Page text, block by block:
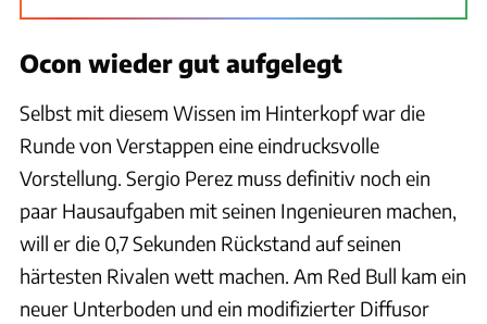
Ocon wieder gut aufgelegt
Selbst mit diesem Wissen im Hinterkopf war die
Runde von Verstappen eine eindrucksvolle
Vorstellung. Sergio Perez muss definitiv noch ein
paar Hausaufgaben mit seinen Ingenieuren machen,
will er die 0,7 Sekunden Rückstand auf seinen
härtesten Rivalen wett machen. Am Red Bull kam ein
neuer Unterboden und ein modifizierter Diffusor